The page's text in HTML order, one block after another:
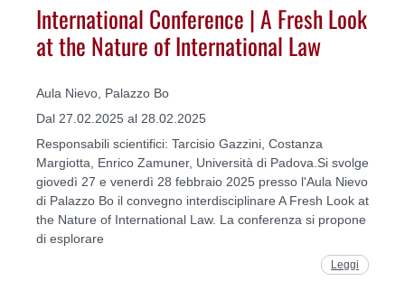
International Conference | A Fresh Look
at the Nature of International Law
Aula Nievo, Palazzo Bo
Dal 27.02.2025 al 28.02.2025
Responsabili scientifici: Tarcisio Gazzini, Costanza
Margiotta, Enrico Zamuner, Università di Padova.Si svolge
giovedì 27 e venerdì 28 febbraio 2025 presso l'Aula Nievo
di Palazzo Bo il convegno interdisciplinare A Fresh Look at
the Nature of International Law. La conferenza si propone
di esplorare
Leggi